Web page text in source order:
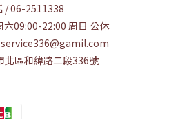
/ 06-2511338
六09:00-22:00 周日 公休
北區和緯路二段336號